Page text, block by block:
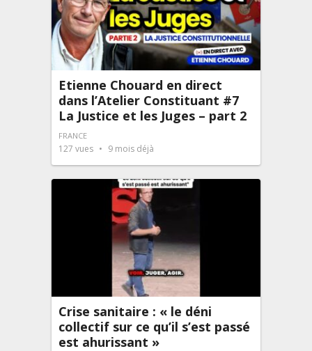
Etienne Chouard en direct
dans l’Atelier Constituant #7
La Justice et les Juges – part 2
FRANCE
127 vues 9 mois déjà
Crise sanitaire : « le déni
collectif sur ce qu’il s’est passé
est ahurissant »